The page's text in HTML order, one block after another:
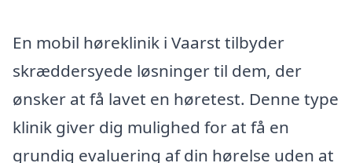
En mobil høreklinik i Vaarst tilbyder
skræddersyede løsninger til dem, der
ønsker at få lavet en høretest. Denne type
klinik giver dig mulighed for at få en
grundig evaluering af din hørelse uden at